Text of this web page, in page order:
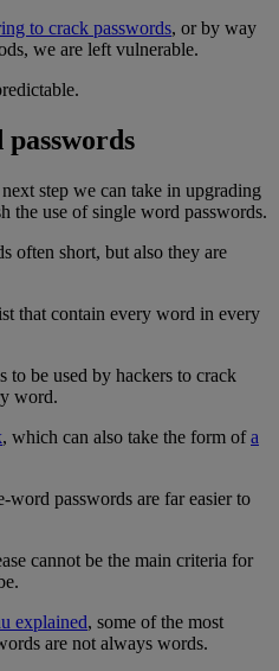
to crack passwords, or by way
we are left vulnerable.
passwords
step we can take in upgrading
the use of single word passwords.
often short, but also they are
that contain every word in every
to be used by hackers to crack
word.
, which can also take the form ofa
word passwords are far easier to
cannot be the main criteria for
explained, some of the most
are not always words.